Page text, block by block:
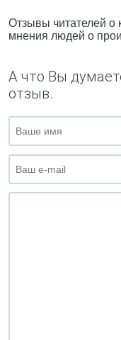
Отзывы читателей о
мнения людей о
А что Вы
отзыв.